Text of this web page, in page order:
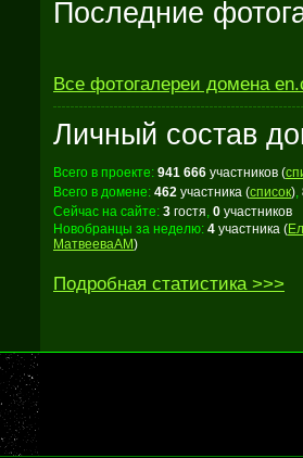
Последние
Все фотогалереи домена
Личный состав
Всего в проекте: 941 666 участников (
Всего в домене: 462 участника (список),
Сейчас на сайте: 3 гостя, 0 участников
Новобранцы за неделю: 4 участника (
МатвееваАМ)
Подробная статистика >>>